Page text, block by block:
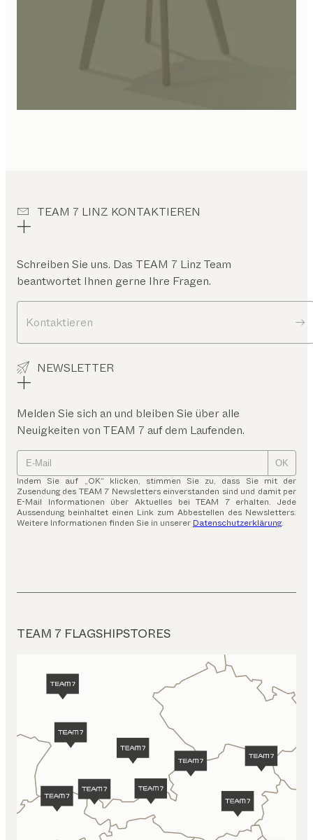
TEAM 7 LINZ KONTAKTIEREN
Schreiben Sie uns. Das TEAM 7 LinzTeam
beantwortet Ihnen gerne Ihre Fragen.
Kontaktieren
NEWSLETTER
Melden Sie sich an und bleiben Sie über alle
Neuigkeiten von TEAM 7 auf dem Laufenden.
OK
Indem Sie auf „OK“ klicken, stimmen Sie zu, dass Sie mit der
Zusendung des TEAM 7 Newsletters einverstanden sind und damit per
E-Mail Informationen über Aktuelles bei TEAM 7 erhalten. Jede
Aussendung beinhaltet einen Link zum Abbestellen des Newsletters.
Weitere Informationen finden Sie in unserer Datenschutzerklärung.
TEAM 7 FLAGSHIPSTORES